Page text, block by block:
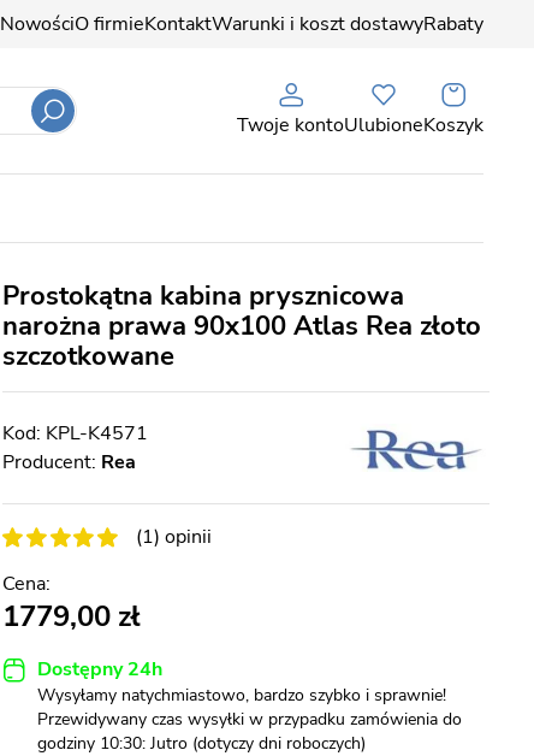
NowościO firmieKontaktWarunki i koszt dostawyRabaty
Twoje kontoUlubioneKoszyk
Prostokątna kabina prysznicowa
narożna prawa 90x100 Atlas Rea złoto
szczotkowane
KPL-K4571
Producent: Rea
(1) opinii
1779,00
Dostępny 24h
Wysyłamy natychmiastowo, bardzo szybko i sprawnie!
Przewidywany czas wysyłki w przypadku zamówienia do
godziny 10:30: Jutro (dotyczy dni roboczych)